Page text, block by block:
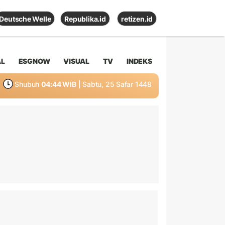
Deutsche Welle Republika.id retizen.id
ESGNOW VISUAL TV INDEKS
Shubuh 04:44 WIB | Sabtu, 25 Safar 1448